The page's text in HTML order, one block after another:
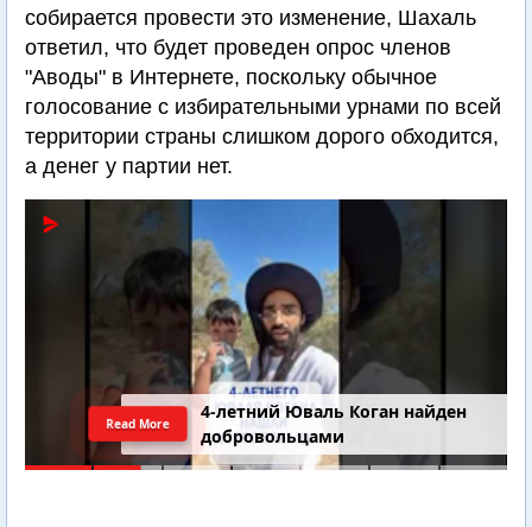
собирается провести это изменение, Шахаль
ответил, что будет проведен опрос членов
"Аводы" в Интернете, поскольку обычное
голосование с избирательными урнами по всей
территории страны слишком дорого обходится,
а денег у партии нет.
4-летний Юваль Коган найден
добровольцами
Read More